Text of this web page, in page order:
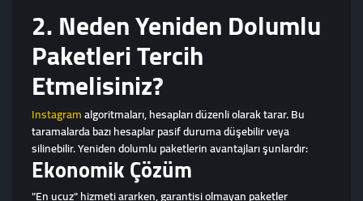
2. Neden Yeniden Dolumlu
Paketleri Tercih
Etmelisiniz?
Instagramalgoritmaları, hesapları düzenli olarak tarar. Bu
taramalarda bazı hesaplar pasif duruma düşebilir veya
silinebilir. Yeniden dolumlu paketlerin avantajları şunlardır:
Ekonomik Çözüm
"En ucuz" hizmeti ararken, garantisi olmayan paketler